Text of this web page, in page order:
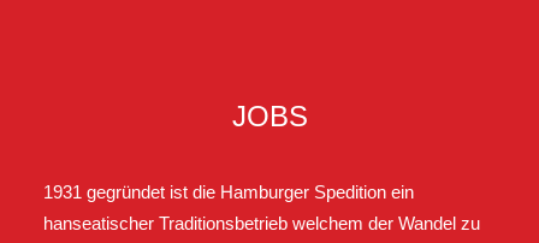
JOBS
1931 gegründet ist die Hamburger Spedition ein
hanseatischer Traditionsbetrieb welchem der Wandel zu